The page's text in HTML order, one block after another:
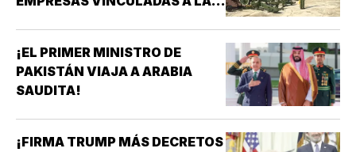
¡EL PRIMER MINISTRO DE
PAKISTÁN VIAJA A ARABIA
SAUDITA!
¡FIRMA TRUMP MÁS DECRETOS